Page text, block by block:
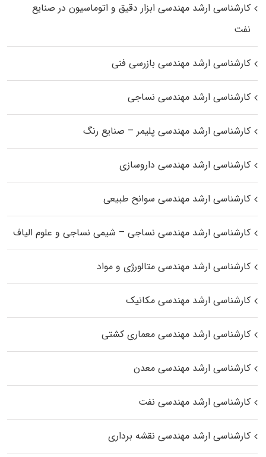
کارشناسی ارشد مهندسی ابزار دقیق و اتوماسیون در صنایع
نفت
کارشناسی ارشد مهندسی بازرسی فنی
کارشناسی ارشد مهندسی نساجی
کارشناسی ارشد مهندسی پلیمر – صنایع رنگ
کارشناسی ارشد مهندسی داروسازی
کارشناسی ارشد مهندسی سوانح طبیعی
کارشناسی ارشد مهندسی نساجی – شیمی نساجی و علوم الیاف
کارشناسی ارشد مهندسی متالورژی و مواد
کارشناسی ارشد مهندسی مکانیک
کارشناسی ارشد مهندسی معماری کشتی
کارشناسی ارشد مهندسی معدن
کارشناسی ارشد مهندسی نفت
کارشناسی ارشد مهندسی نقشه برداری